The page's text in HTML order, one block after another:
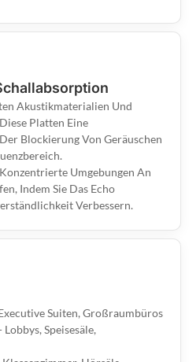
Akustikmaterialien Und
Platten Eine
Blockierung Von Geräuschen
Umgebungen An
Indem Sie Das Echo
Verbessern.
Suiten, Großraumbüros
Lobbys, Speisesäle,